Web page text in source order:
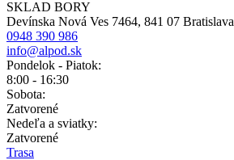
SKLAD BORY
Devínska Nová Ves 7464, 841 07 Bratislava
0948 390 986
info@alpod.sk
Pondelok - Piatok:
8:00 - 16:30
Sobota:
Zatvorené
Nedeľa a sviatky:
Zatvorené
Trasa